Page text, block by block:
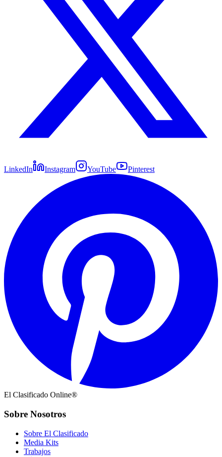
LinkedIn Instagram YouTube Pinterest
El Clasificado Online®
Sobre Nosotros
Sobre El Clasificado
Media Kits
Trabajos